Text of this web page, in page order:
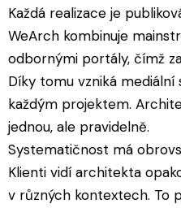
Každá realizace je
WeArch kombinuje
odbornými portály, čímž
Díky tomu vzniká
každým projektem.
jednou, ale pravidelně.
Systematičnost má
Klienti vidí architekta
v různých kontextech. To